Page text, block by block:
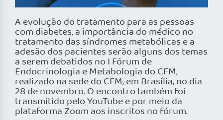
A evolução do tratamento para as pessoas
com diabetes, a importância do médico no
tratamento das síndromes metabólicas e a
adesão dos pacientes serão alguns dos temas
a serem debatidos no I Fórum de
Endocrinologia e Metabologia do CFM,
realizado na sede do CFM, em Brasília, no dia
28 de novembro. O encontro também foi
transmitido pelo YouTube e por meio da
plataforma Zoom aos inscritos no fórum.